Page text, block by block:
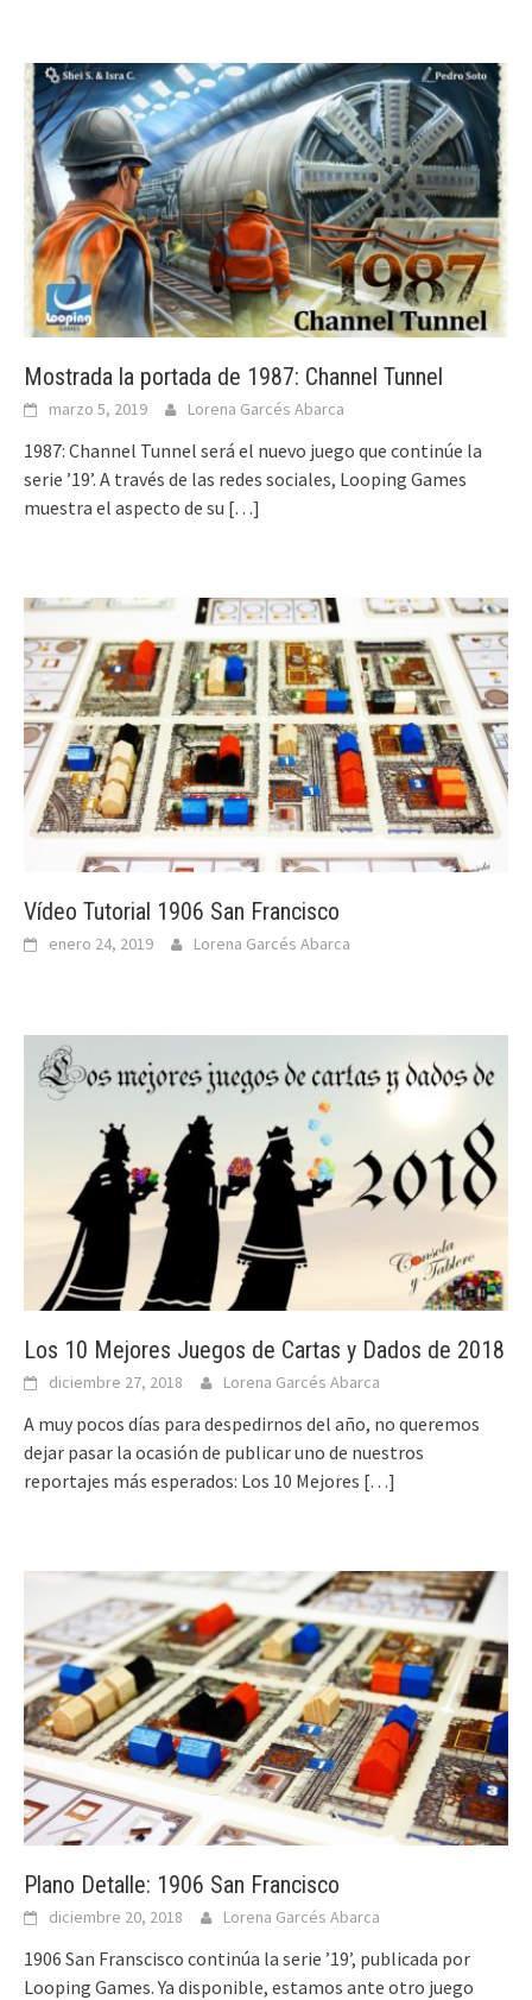
Mostrada la portada de 1987: Channel Tunnel
marzo 5, 2019 Lorena Garcés Abarca
1987: Channel Tunnel será el nuevo juego que continúe la
serie ’19’. A través de las redes sociales, Looping Games
muestra el aspecto de su […]
Vídeo Tutorial 1906 San Francisco
enero 24, 2019 Lorena Garcés Abarca
Los 10 Mejores Juegos de Cartas y Dados de 2018
diciembre 27, 2018 Lorena Garcés Abarca
A muy pocos días para despedirnos del año, no queremos
dejar pasar la ocasión de publicar uno de nuestros
reportajes más esperados: Los 10 Mejores […]
Plano Detalle: 1906 San Francisco
diciembre 20, 2018 Lorena Garcés Abarca
1906 San Franscisco continúa la serie ’19’, publicada por
Looping Games. Ya disponible, estamos ante otro juego